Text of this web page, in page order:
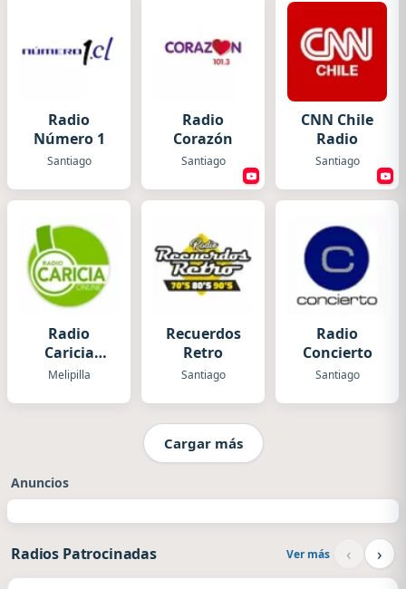
Radio
Número 1
Santiago
Radio
Corazón
Santiago
CNN Chile
Radio
Santiago
Radio
Caricia
Chile
Melipilla
Recuerdos
Retro
Santiago
Radio
Concierto
Santiago
Cargar más
Anuncios
Radios Patrocinadas Ver más ‹ ›